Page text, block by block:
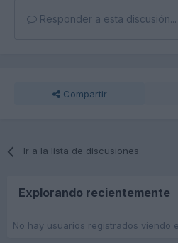
Responder a esta discusión...
Compartir
Ir a la lista de discusiones
Explorando recientemente
No hay usuarios registrados viendo